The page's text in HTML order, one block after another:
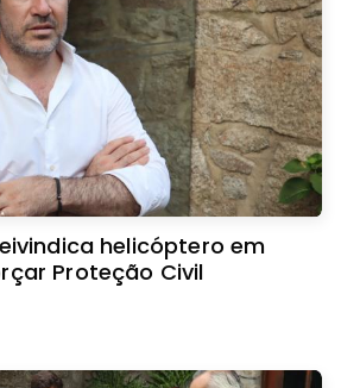
helicóptero em
Proteção Civil